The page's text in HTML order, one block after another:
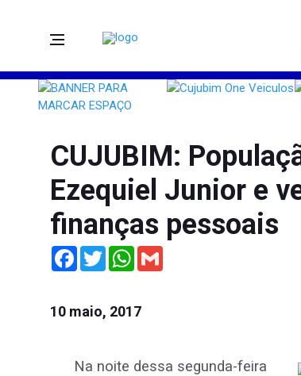
CUJUBIM:
Ezequiel Junior e
finanças pessoais
Facebook
TwitterWhatsApp
10 maio, 2017
Na noite dessa segunda-feira